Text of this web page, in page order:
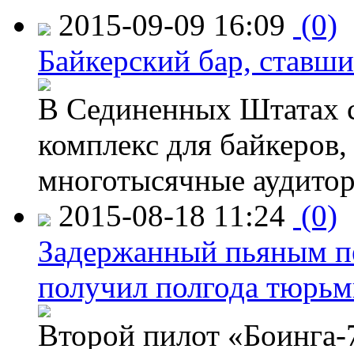
2015-09-09 16:09 (0)
Байкерский бар,
В Сединенных Штатах
комплекс для
многотысячные
2015-08-18 11:24 (0)
Задержанный пьяным
получил полгода
Второй пилот